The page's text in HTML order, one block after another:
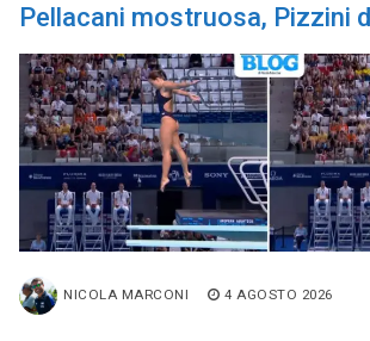
Pellacani mostruosa, Pizzini
NICOLA MARCONI 4 AGOSTO 2026